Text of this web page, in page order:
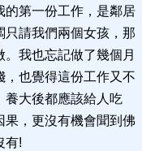
的第一份工作，是鄰居
請我們兩個女孩，那
我也忘記做了幾個月
也覺得這份工作又不
養大後都應該給人吃
果，更沒有機會聞到佛
有!